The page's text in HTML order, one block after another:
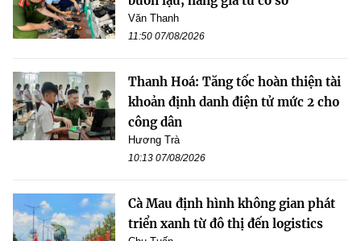
Văn Thanh
11:50 07/08/2026
Thanh Hoá: Tăng tốc hoàn thiện tài
khoản định danh điện tử mức 2 cho
công dân
Hương Trà
10:13 07/08/2026
Cà Mau định hình không gian phát
triển xanh từ đô thị đến logistics